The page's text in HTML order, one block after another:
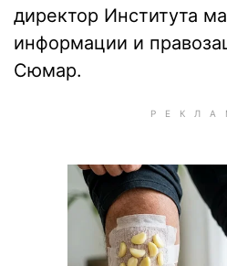
директор Института
информации и
Сюмар.